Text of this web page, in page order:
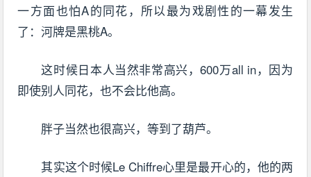
一方面也怕A的同花，所以最为戏剧性的一幕发生
了：河牌是黑桃A。
这时候日本人当然非常高兴，600万all in，因为
即使别人同花，也不会比他高。
胖子当然也很高兴，等到了葫芦。
其实这个时候Le Chiffre心里是最开心的，他的两